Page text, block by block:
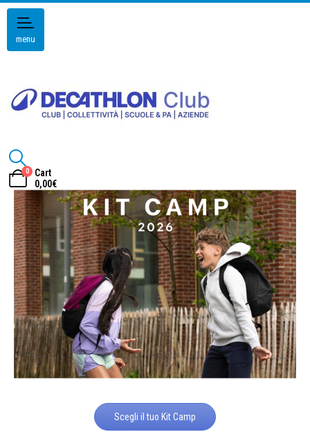
menu
0
Cart
0,00€
Scegli il tuo Kit Camp